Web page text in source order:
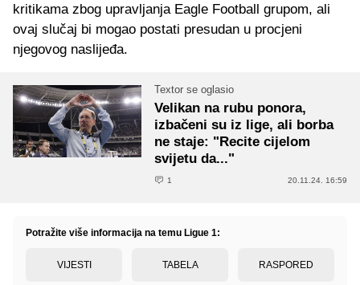
kritikama zbog upravljanja Eagle Football grupom, ali
ovaj slučaj bi mogao postati presudan u procjeni
njegovog naslijeđa.
Textor se oglasio
Velikan na rubu ponora,
izbačeni su iz lige, ali borba
ne staje: "Recite cijelom
svijetu da..."
1 20.11.24. 16:59
Potražite više informacija na temu Ligue 1:
VIJESTI TABELA RASPORED